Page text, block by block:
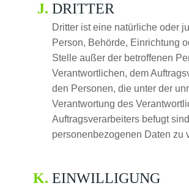
DRITTER
Dritter ist eine natürliche oder
Person, Behörde, Einrichtung
Stelle außer der betroffenen
Verantwortlichen, dem
den Personen, die unter der
Verantwortung des
Auftragsverarbeiters befugt
personenbezogenen Daten zu
EINWILLIGUNG